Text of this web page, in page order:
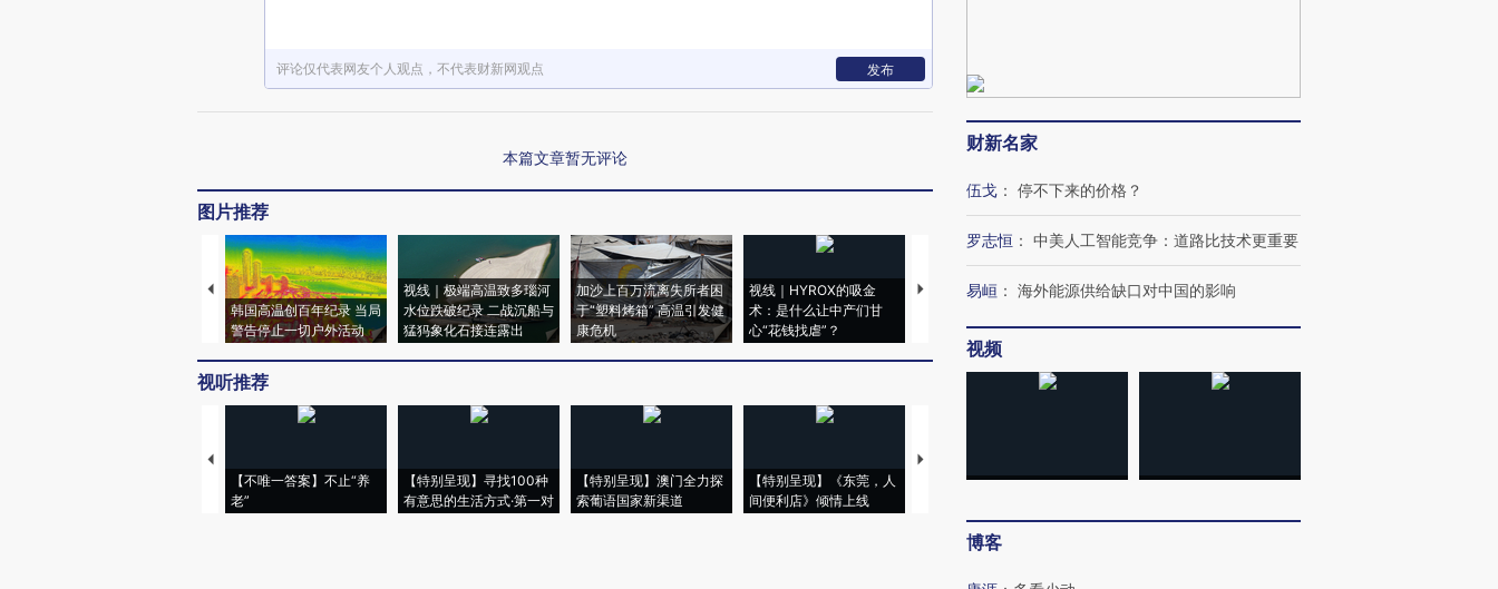
评论仅代表网友个人观点，不代表财新网观点 发布
本篇文章暂无评论
图片推荐
韩国高温创百年纪录 当局
警告停止一切户外活动
视线｜极端高温致多瑙河
水位跌破纪录 二战沉船与
猛犸象化石接连露出
加沙上百万流离失所者困
于“塑料烤箱” 高温引发健
康危机
视线｜HYROX的吸金
术：是什么让中产们甘
心“花钱找虐”？
马航飞行员跨国走私7万
视线｜被称为“蟑螂”的印
育部长拱下台
飞地休达
视听推荐
【不唯一答案】不止“养
老”
【特别呈现】寻找100种
有意思的生活方式·第一对
【特别呈现】澳门全力探
索葡语国家新渠道
【特别呈现】《东莞，人
间便利店》倾情上线
【推广】走进第四届链博
会，让数智科技“链”接产
【特别呈现】寻找100种
CFO：不靠规模取胜，华
财新名家
伍戈 ： 停不下来的价格？
罗志恒 ： 中美人工智能竞争：道路比技术更重要
易峘 ： 海外能源供给缺口对中国的影响
视频
博客